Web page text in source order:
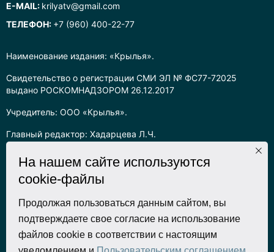
Наименование издания: «Крылья».
Свидетельство о регистрации СМИ ЭЛ № ФС77-72025
выдано РОСКОМНАДЗОРОМ 26.12.2017
Учредитель: ООО «Крылья».
Главный редактор: Хадарцева Л.Ч.
Информация на сайте предназначена для лиц старше 16 лет.
Все права на любые материалы, опубликованные на сайте,
защищены в соответствии с российским законодательством
об интеллектуальной собственности. Любое использование
текстовых, фото, аудио и видеоматериалов возможно только
с согласия правообладателя (ООО «Крылья») и при строгом
наличии ссылки на ресурс. Для сетевых ресурсов –
E-MAIL: krilyatv@gmail.com
ТЕЛЕФОН: +7 (960) 400-22-77
На нашем сайте используются
cookie-файлы
Продолжая пользоваться данным сайтом, вы
подтверждаете свое согласие на использование
файлов cookie в соответствии с настоящим